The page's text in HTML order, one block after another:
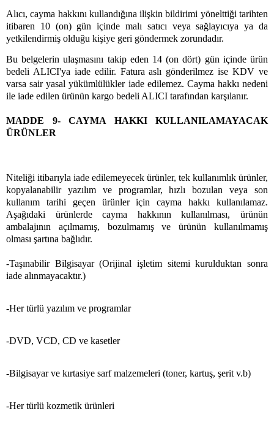
Alıcı, cayma hakkını kullandığına ilişkin bildirimi yönelttiği tarihten
itibaren 10 (on) gün içinde malı satıcı veya sağlayıcıya ya da
yetkilendirmiş olduğu kişiye geri göndermek zorundadır.
Bu belgelerin ulaşmasını takip eden 14 (on dört) gün içinde ürün
bedeli ALICI'ya iade edilir. Fatura aslı gönderilmez ise KDV ve
varsa sair yasal yükümlülükler iade edilemez. Cayma hakkı nedeni
ile iade edilen ürünün kargo bedeli ALICI tarafından karşılanır.
MADDE 9- CAYMA HAKKI KULLANILAMAYACAK
ÜRÜNLER
Niteliği itibarıyla iade edilemeyecek ürünler, tek kullanımlık ürünler,
kopyalanabilir yazılım ve programlar, hızlı bozulan veya son
kullanım tarihi geçen ürünler için cayma hakkı kullanılamaz.
Aşağıdaki ürünlerde cayma hakkının kullanılması, ürünün
ambalajının açılmamış, bozulmamış ve ürünün kullanılmamış
olması şartına bağlıdır.
-Taşınabilir Bilgisayar (Orijinal işletim sitemi kurulduktan sonra
iade alınmayacaktır.)
-Her türlü yazılım ve programlar
-DVD, VCD, CD ve kasetler
-Bilgisayar ve kırtasiye sarf malzemeleri (toner, kartuş, şerit v.b)
-Her türlü kozmetik ürünleri